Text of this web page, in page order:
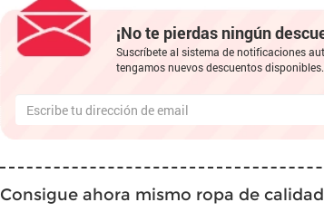
¡No te pierdas ningún
Suscríbete al sistema de notificaciones
tengamos nuevos descuentos disponibles.
Consigue ahora mismo ropa de